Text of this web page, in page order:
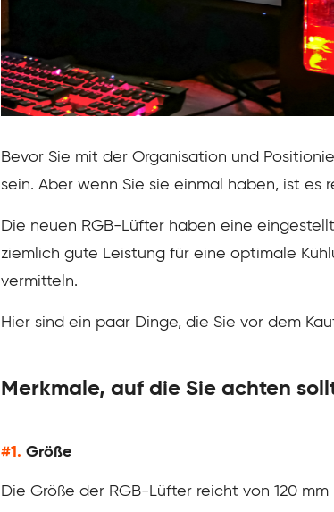
Bevor Sie mit der Organisation und
sein. Aber wenn Sie sie einmal haben, ist
Die neuen RGB-Lüfter haben eine
ziemlich gute Leistung für eine optimale
vermitteln.
Hier sind ein paar Dinge, die Sie vor dem
Merkmale, auf die Sie achten
#1. Größe
Die Größe der RGB-Lüfter reicht von 120